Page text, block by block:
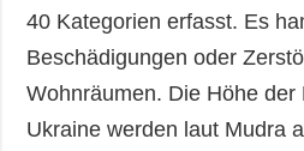
40 Kategorien erfasst. Es
Beschädigungen oder
Wohnräumen. Die Höhe
Ukraine werden laut Mudra